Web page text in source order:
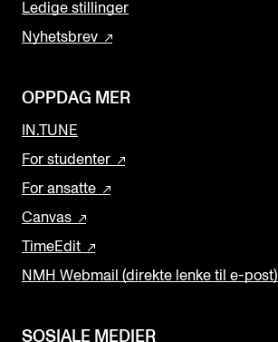
Ledige stillinger
Nyhetsbrev
OPPDAG MER
IN.TUNE
For studenter
For ansatte
Canvas
TimeEdit
NMH Webmail (direkte lenke til e-post)
SOSIALE MEDIER